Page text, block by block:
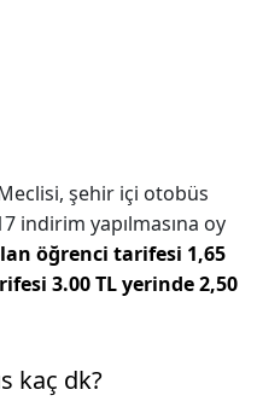
şehir içi otobüs
indirim yapılmasına oy
öğrenci tarifesi 1,65
3.00 TL yerinde 2,50
kaç dk?